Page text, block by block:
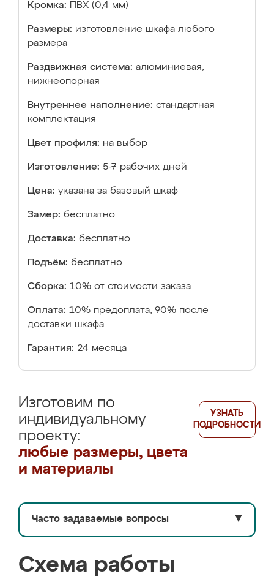
Кромка: ПВХ (0,4 мм)
Размеры: изготовление шкафа любого
размера
Раздвижная система: алюминиевая,
нижнеопорная
Внутреннее наполнение: стандартная
комплектация
Цвет профиля: на выбор
Изготовление: 5-7 рабочих дней
Цена: указана за базовый шкаф
Замер: бесплатно
Доставка: бесплатно
Подъём: бесплатно
Сборка: 10% от стоимости заказа
Оплата: 10% предоплата, 90% после
доставки шкафа
Гарантия: 24 месяца
Изготовим по
индивидуальному
проекту:
любые размеры, цвета
и материалы
УЗНАТЬ
ПОДРОБНОСТИ
Часто задаваемые вопросы ▼
Схема работы